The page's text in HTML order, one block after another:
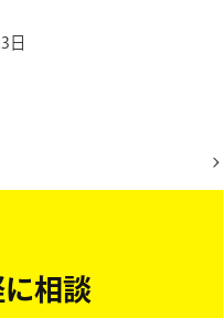
日
に相談